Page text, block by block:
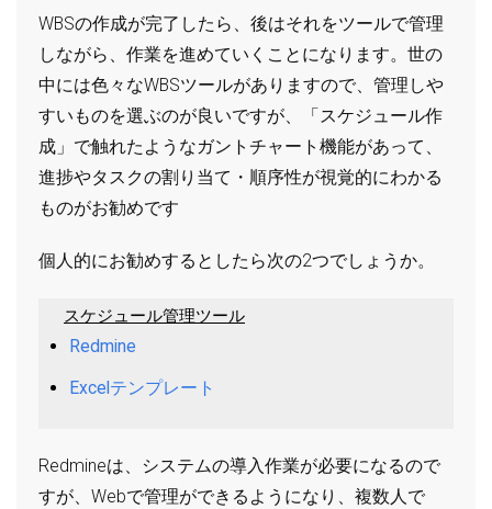
WBSの作成が完了したら、後はそれをツールで管理
しながら、作業を進めていくことになります。世の
中には色々なWBSツールがありますので、管理しや
すいものを選ぶのが良いですが、「スケジュール作
成」で触れたようなガントチャート機能があって、
進捗やタスクの割り当て・順序性が視覚的にわかる
ものがお勧めです
個人的にお勧めするとしたら次の2つでしょうか。
スケジュール管理ツール
Redmine
Excelテンプレート
Redmineは、システムの導入作業が必要になるので
すが、Webで管理ができるようになり、複数人で